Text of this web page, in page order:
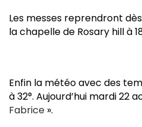
Les messes reprendront
la chapelle de Rosary hill à
Enfin la météo avec des
à 32°. Aujourd’hui mardi 22
Fabrice ».